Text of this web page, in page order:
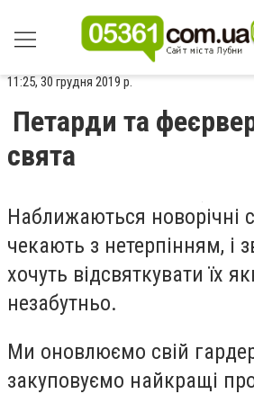
11:25, 30 грудня 2019 р.
Петарди та
свята
Наближаються новорічні
чекають з нетерпінням, і
хочуть відсвяткувати їх
незабутньо.
Ми оновлюємо свій
закуповуємо найкращі